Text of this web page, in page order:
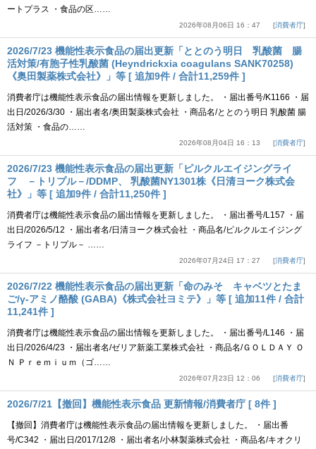
ートプラス ・食品の区……
2026年08月06日 16：47 消費者庁
2026/7/23 機能性表示食品の届出更新「ととのう明日 乳酸菌 腸
活対策/有胞子性乳酸菌 (Heyndrickxia coagulans SANK70258)
《奥田製薬株式会社》」等 [ 追加9件 / 合計11,259件 ]
消費者庁は機能性表示食品の届出情報を更新しました。 ・届出番号/K1166 ・届
出日/2026/3/30 ・届出者名/奥田製薬株式会社 ・商品名/ととのう明日 乳酸菌 腸
活対策 ・食品の……
2026年08月04日 16：13 消費者庁
2026/7/23 機能性表示食品の届出更新「ピルクルエイジングライ
フ －トリプル－/DDMP、 乳酸菌NY1301株《日清ヨーク株式会
社》」等 [ 追加9件 / 合計11,250件 ]
消費者庁は機能性表示食品の届出情報を更新しました。 ・届出番号/L157 ・届
出日/2026/5/12 ・届出者名/日清ヨーク株式会社 ・商品名/ピルクルエイジング
ライフ －トリプル－ ……
2026年07月24日 17：27 消費者庁
2026/7/22 機能性表示食品の届出更新「命のみそ キャベツとたま
ご/γ-アミノ酪酸 (GABA)《株式会社ヨミテ》」等 [ 追加11件 / 合計
11,241件 ]
消費者庁は機能性表示食品の届出情報を更新しました。 ・届出番号/L146 ・届
出日/2026/4/23 ・届出者名/ゼリア新薬工業株式会社 ・商品名/ＧＯＬＤＡＹ Ｏ
Ｎ Ｐｒｅｍｉｕｍ（ゴ……
2026年07月23日 12：06 消費者庁
2026/7/21【撤回】機能性表示食品 更新情報/消費者庁 [ 8件 ]
【撤回】消費者庁は機能性表示食品の届出情報を更新しました。 ・届出番
号/C342 ・届出日/2017/12/8 ・届出者名/小林製薬株式会社 ・商品名/キオクリ